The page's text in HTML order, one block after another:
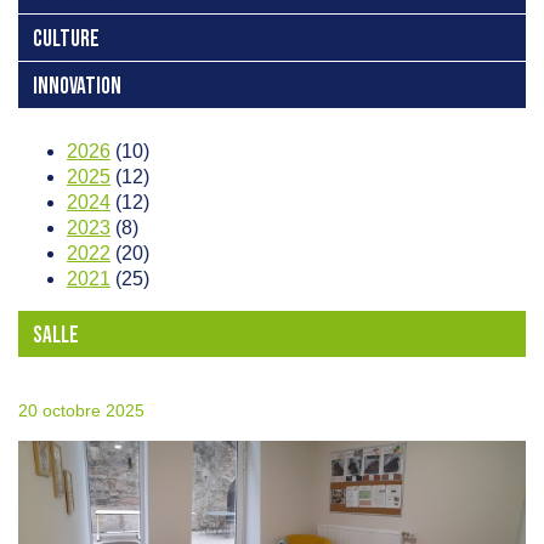
CULTURE
INNOVATION
2026 (10)
2025 (12)
2024 (12)
2023 (8)
2022 (20)
2021 (25)
SALLE
20 octobre 2025